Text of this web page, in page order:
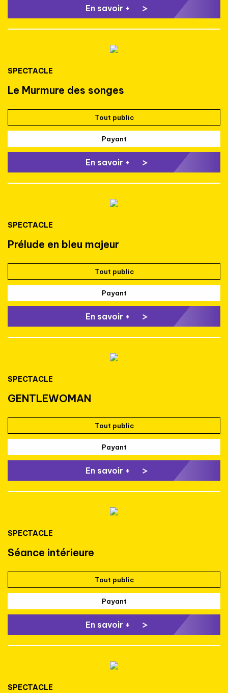
En savoir +
SPECTACLE
Le Murmure des songes
Tout public
Payant
En savoir +
SPECTACLE
Prélude en bleu majeur
Tout public
Payant
En savoir +
SPECTACLE
GENTLEWOMAN
Tout public
Payant
En savoir +
SPECTACLE
Séance intérieure
Tout public
Payant
En savoir +
SPECTACLE